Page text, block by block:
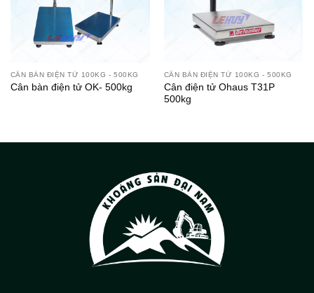
CÂN BÀN ĐIỆN TỬ 100KG - 500KG
Cân bàn điện tử OK- 500kg
CÂN BÀN ĐIỆN TỬ 100KG - 500KG
Cân điện tử Ohaus T31P
500kg